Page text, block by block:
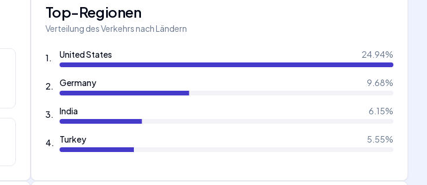
Top-Regionen
Verteilung des Verkehrs nach Ländern
1. United States 24.94%
2. Germany 9.68%
3. India 6.15%
4. Turkey 5.55%